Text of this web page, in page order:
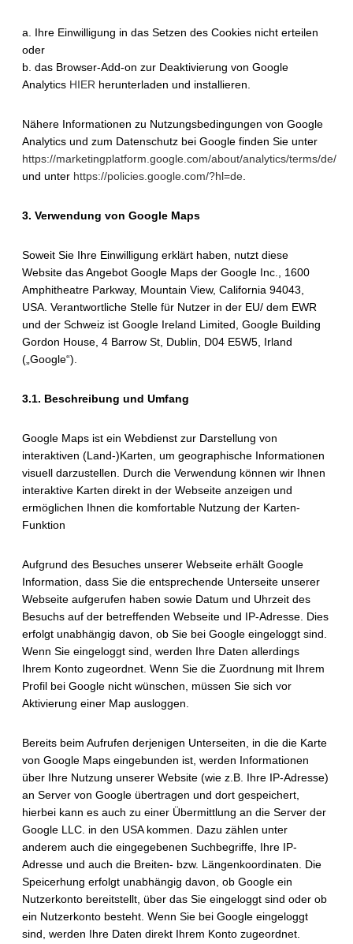
a. Ihre Einwilligung in das Setzen des Cookies nicht erteilen
oder
b. das Browser-Add-on zur Deaktivierung von Google
Analytics HIER herunterladen und installieren.
Nähere Informationen zu Nutzungsbedingungen von Google
Analytics und zum Datenschutz bei Google finden Sie unter
https://marketingplatform.google.com/about/analytics/terms/de/
und unter https://policies.google.com/?hl=de
3. Verwendung von Google Maps
Soweit Sie Ihre Einwilligung erklärt haben, nutzt diese
Website das Angebot Google Maps der Google Inc., 1600
Amphitheatre Parkway, Mountain View, California 94043,
USA. Verantwortliche Stelle für Nutzer in der EU/ dem EWR
und der Schweiz ist Google Ireland Limited, Google Building
Gordon House, 4 Barrow St, Dublin, D04 E5W5, Irland
(„Google“).
3.1. Beschreibung und Umfang
Google Maps ist ein Webdienst zur Darstellung von
interaktiven (Land-)Karten, um geographische Informationen
visuell darzustellen. Durch die Verwendung können wir Ihnen
interaktive Karten direkt in der Webseite anzeigen und
ermöglichen Ihnen die komfortable Nutzung der Karten-
Funktion
Aufgrund des Besuches unserer Webseite erhält Google
Information, dass Sie die entsprechende Unterseite unserer
Webseite aufgerufen haben sowie Datum und Uhrzeit des
Besuchs auf der betreffenden Webseite und IP-Adresse. Dies
erfolgt unabhängig davon, ob Sie bei Google eingeloggt sind.
Wenn Sie eingeloggt sind, werden Ihre Daten allerdings
Ihrem Konto zugeordnet. Wenn Sie die Zuordnung mit Ihrem
Profil bei Google nicht wünschen, müssen Sie sich vor
Aktivierung einer Map ausloggen.
Bereits beim Aufrufen derjenigen Unterseiten, in die die Karte
von Google Maps eingebunden ist, werden Informationen
über Ihre Nutzung unserer Website (wie z.B. Ihre IP-Adresse)
an Server von Google übertragen und dort gespeichert,
hierbei kann es auch zu einer Übermittlung an die Server der
Google LLC. in den USA kommen. Dazu zählen unter
anderem auch die eingegebenen Suchbegriffe, Ihre IP-
Adresse und auch die Breiten- bzw. Längenkoordinaten. Die
Speicerhung erfolgt unabhängig davon, ob Google ein
Nutzerkonto bereitstellt, über das Sie eingeloggt sind oder ob
ein Nutzerkonto besteht. Wenn Sie bei Google eingeloggt
sind, werden Ihre Daten direkt Ihrem Konto zugeordnet.